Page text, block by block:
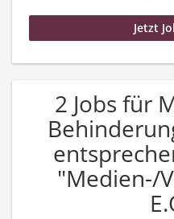
2 Jobs für
"Medien-/